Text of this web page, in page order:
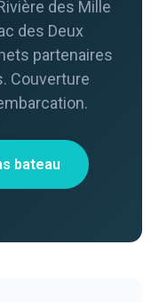
des Mille
des Deux
partenaires
Couverture
bateau